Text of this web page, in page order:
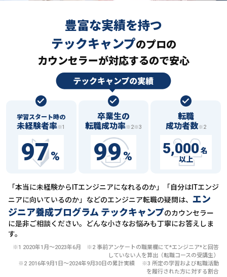
豊富な実績を持つ
テックキャンプのプロの
カウンセラーが対応するので安心
学習スタート時の
未経験者率※1
97%
卒業生の
転職成功率※2※3
99%
転職
成功者数※2
5,000 名
以上
「本当に未経験からITエンジニアになれるのか」「自分はITエンジ
ニアに向いているのか」などのエンジニア転職の疑問は、 エン
ジニア養成プログラム テックキャンプのカウンセラー
に是非ご相談ください。どんな小さなお悩みも丁寧にお答えしま
す。
※1 2020年1月〜2023年6月 ※2 事前アンケートの職業欄にて*エンジニア*と回答
していない人を算出（転職コースの受講生）
※2 2016年9月1日〜2024年9月30日の累計実績 ※3 所定の学習および転職活動
を履行された方に対する割合